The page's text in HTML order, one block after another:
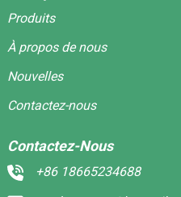
Produits
À propos de nous
Nouvelles
Contactez-nous
Contactez-Nous
+86 18665234688